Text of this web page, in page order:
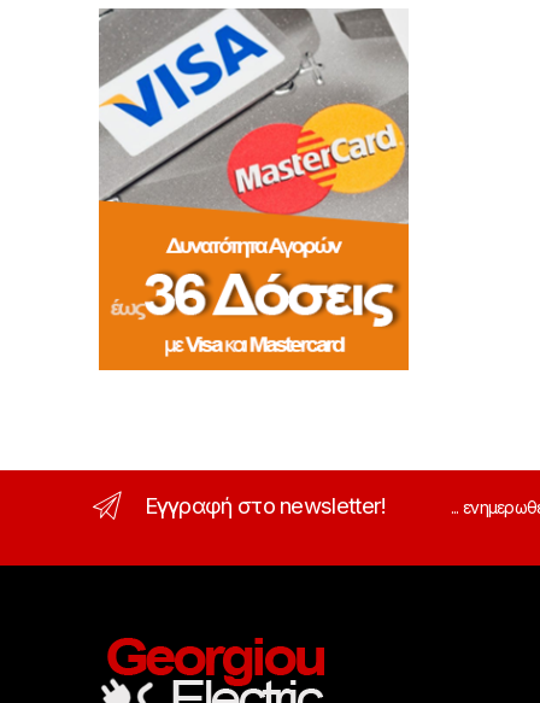
Εγγραφή στο newsletter! ...